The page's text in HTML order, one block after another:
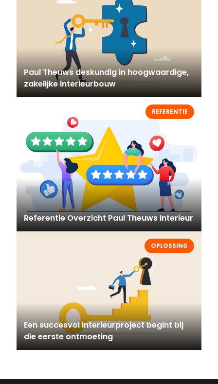
Paul Theuws deskundig in hoogwaardige,
zakelijke interieurbouw
REFERENTIE
Referentie Overzicht Paul Theuws Interieur
OPLOSSING
Een succesvol interieurproject begint bij
die eerste ontmoeting